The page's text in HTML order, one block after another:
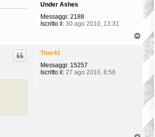
Under Ashes
Messaggi: 2188
Iscritto il: 30 ago 2010, 13:31
o
Thor41
Messaggi: 15257
Iscritto il: 27 ago 2010, 8:58